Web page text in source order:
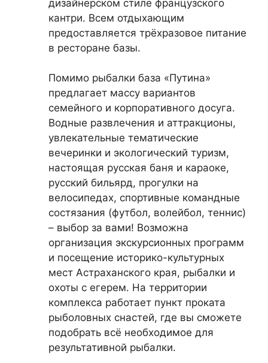
дизайнерском стиле французского
кантри. Всем отдыхающим
предоставляется трёхразовое питание
в ресторане базы.
Помимо рыбалки база «Путина»
предлагает массу вариантов
семейного и корпоративного досуга.
Водные развлечения и аттракционы,
увлекательные тематические
вечеринки и экологический туризм,
настоящая русская баня и караоке,
русский бильярд, прогулки на
велосипедах, спортивные командные
состязания (футбол, волейбол, теннис)
– выбор за вами! Возможна
организация экскурсионных программ
и посещение историко-культурных
мест Астраханского края, рыбалки и
охоты с егерем. На территории
комплекса работает пункт проката
рыболовных снастей, где вы сможете
подобрать всё необходимое для
результативной рыбалки.